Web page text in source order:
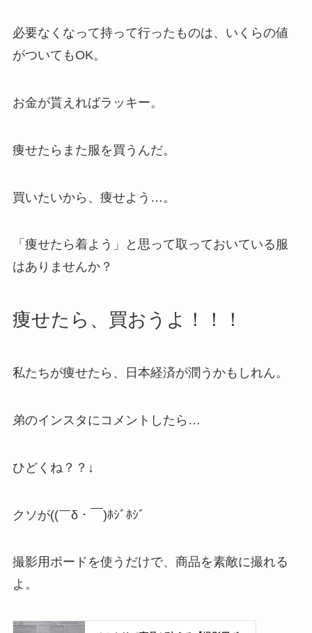
必要なくなって持って行ったものは、いくらの値
がついてもOK。
お金が貰えればラッキー。
痩せたらまた服を買うんだ。
買いたいから、痩せよう…。
「痩せたら着よう」と思って取っておいている服
はありませんか？
痩せたら、買おうよ！！！
私たちが痩せたら、日本経済が潤うかもしれん。
弟のインスタにコメントしたら…
ひどくね？？↓
クソが((￣δ・￣)ﾎｼﾞﾎｼﾞ
撮影用ボードを使うだけで、商品を素敵に撮れる
よ。